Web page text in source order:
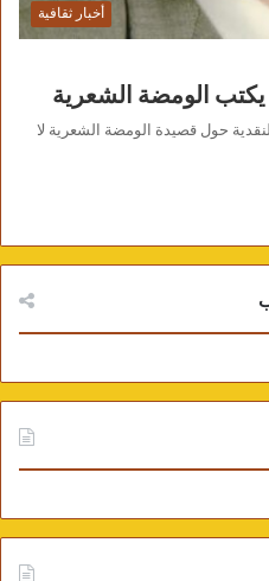
أخبار ثقافية
الومضة الشعرية
حول قصيدة الومضة الشعرية لا